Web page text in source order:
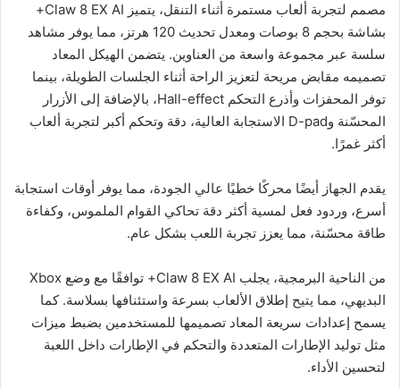
مصمم لتجربة ألعاب مستمرة أثناء التنقل، يتميز Claw 8 EX AI+
بشاشة بحجم 8 بوصات ومعدل تحديث 120 هرتز، مما يوفر مشاهد
سلسة عبر مجموعة واسعة من العناوين. يتضمن الهيكل المعاد
تصميمه مقابض مريحة لتعزيز الراحة أثناء الجلسات الطويلة، بينما
توفر المحفزات وأذرع التحكم Hall-effect، بالإضافة إلى الأزرار
المحسّنة وD-pad الاستجابة العالية، دقة وتحكم أكبر لتجربة ألعاب
أكثر غمرًا.
يقدم الجهاز أيضًا محركًا خطيًا عالي الجودة، مما يوفر أوقات استجابة
أسرع، وردود فعل لمسية أكثر دقة تحاكي القوام الملموس، وكفاءة
طاقة محسّنة، مما يعزز تجربة اللعب بشكل عام.
من الناحية البرمجية، يجلب Claw 8 EX AI+ توافقًا مع وضع Xbox
البديهي، مما يتيح إطلاق الألعاب بسرعة واستئنافها بسلاسة. كما
يسمح إعدادات سريعة المعاد تصميمها للمستخدمين بضبط ميزات
مثل توليد الإطارات المتعددة والتحكم في الإطارات داخل اللعبة
لتحسين الأداء.